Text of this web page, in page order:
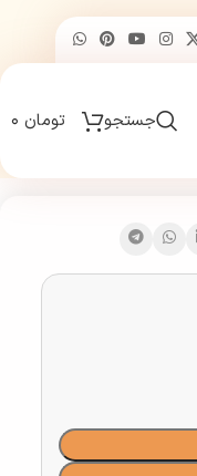
جستجو تومان